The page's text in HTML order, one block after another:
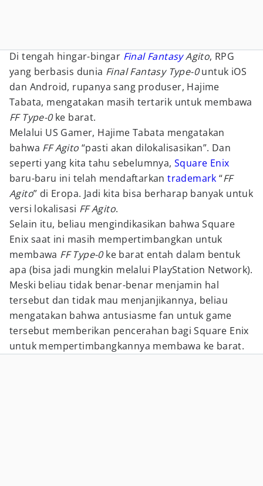
Di tengah hingar-bingar Final FantasyAgito, RPG
yang berbasis dunia Final Fantasy Type-0untuk iOS
dan Android, rupanya sang produser, Hajime
Tabata, mengatakan masih tertarik untuk membawa
FF Type-0ke barat.
Melalui US Gamer, Hajime Tabata mengatakan
bahwa FF Agito “pasti akan dilokalisasikan”. Dan
seperti yang kita tahu sebelumnya, Square Enix
baru-baru ini telah mendaftarkantrademark “FF
Agito” di Eropa. Jadi kita bisa berharap banyak untuk
versi lokalisasi FF Agito.
Selain itu, beliau mengindikasikan bahwa Square
Enix saat ini masih mempertimbangkan untuk
membawa FF Type-0ke barat entah dalam bentuk
apa (bisa jadi mungkin melalui PlayStation Network).
Meski beliau tidak benar-benar menjamin hal
tersebut dan tidak mau menjanjikannya, beliau
mengatakan bahwa antusiasme fan untuk game
tersebut memberikan pencerahan bagi Square Enix
untuk mempertimbangkannya membawa ke barat.